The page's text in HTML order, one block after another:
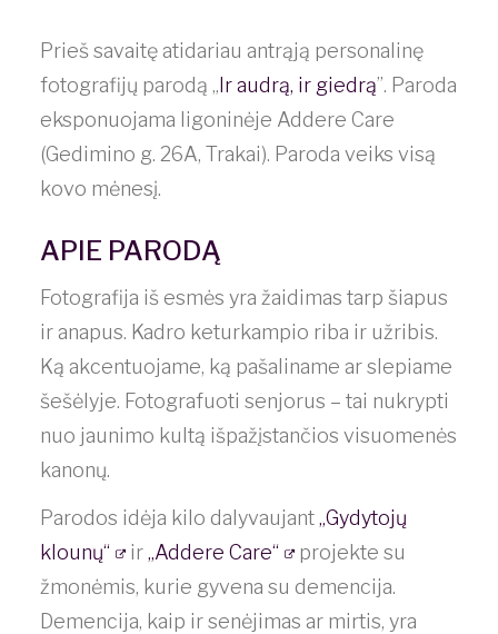
Prieš savaitę atidariau antrąją personalinę
fotografijų parodą „ Ir audrą, ir giedrą”. Paroda
eksponuojama ligoninėje Addere Care
(Gedimino g. 26A, Trakai). Paroda veiks visą
kovo mėnesį.
APIE PARODĄ
Fotografija iš esmės yra žaidimas tarp šiapus
ir anapus. Kadro keturkampio riba ir užribis.
Ką akcentuojame, ką pašaliname ar slepiame
šešėlyje. Fotografuoti senjorus – tai nukrypti
nuo jaunimo kultą išpažįstančios visuomenės
kanonų.
Parodos idėja kilo dalyvaujant„Gydytojų
klounų“
ir„Addere Care“
projekte su
žmonėmis, kurie gyvena su demencija.
Demencija, kaip ir senėjimas ar mirtis, yra